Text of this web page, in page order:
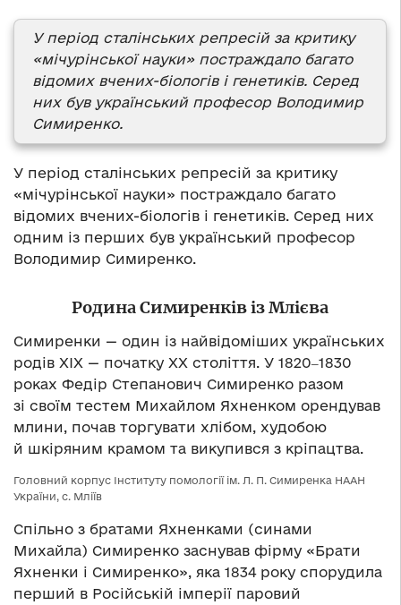
У період сталінських репресій за критику
«мічурінської науки» постраждало багато
відомих вчених-біологів і генетиків. Серед
них був український професор Володимир
Симиренко.
У період сталінських репресій за критику
«мічурінської науки» постраждало багато
відомих вчених-біологів і генетиків. Серед них
одним із перших був український професор
Володимир Симиренко.
Родина Симиренків із Млієва
Симиренки — один із найвідоміших українських
родів ХІХ — початку ХХ століття. У 1820‒1830
роках Федір Степанович Симиренко разом
зі своїм тестем Михайлом Яхненком орендував
млини, почав торгувати хлібом, худобою
й шкіряним крамом та викупився з кріпацтва.
Головний корпус Інституту помології ім. Л. П. Симиренка НААН
України, с. Мліїв
Спільно з братами Яхненками (синами
Михайла) Симиренко заснував фірму «Брати
Яхненки і Симиренко», яка 1834 року спорудила
перший в Російській імперії паровий